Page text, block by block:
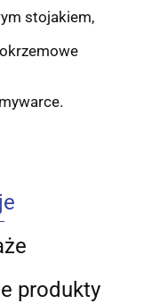
stojakiem,
produkty